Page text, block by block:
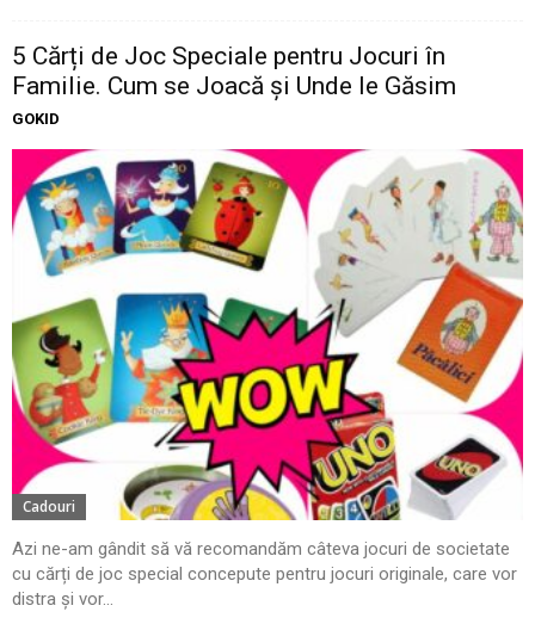
5 Cărți de Joc Speciale pentru Jocuri în
Familie. Cum se Joacă și Unde le Găsim
GOKID
Cadouri
Azi ne-am gândit să vă recomandăm câteva jocuri de societate
cu cărți de joc special concepute pentru jocuri originale, care vor
distra și vor...